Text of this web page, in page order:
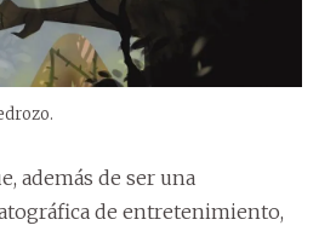
además de ser una
de entretenimiento,